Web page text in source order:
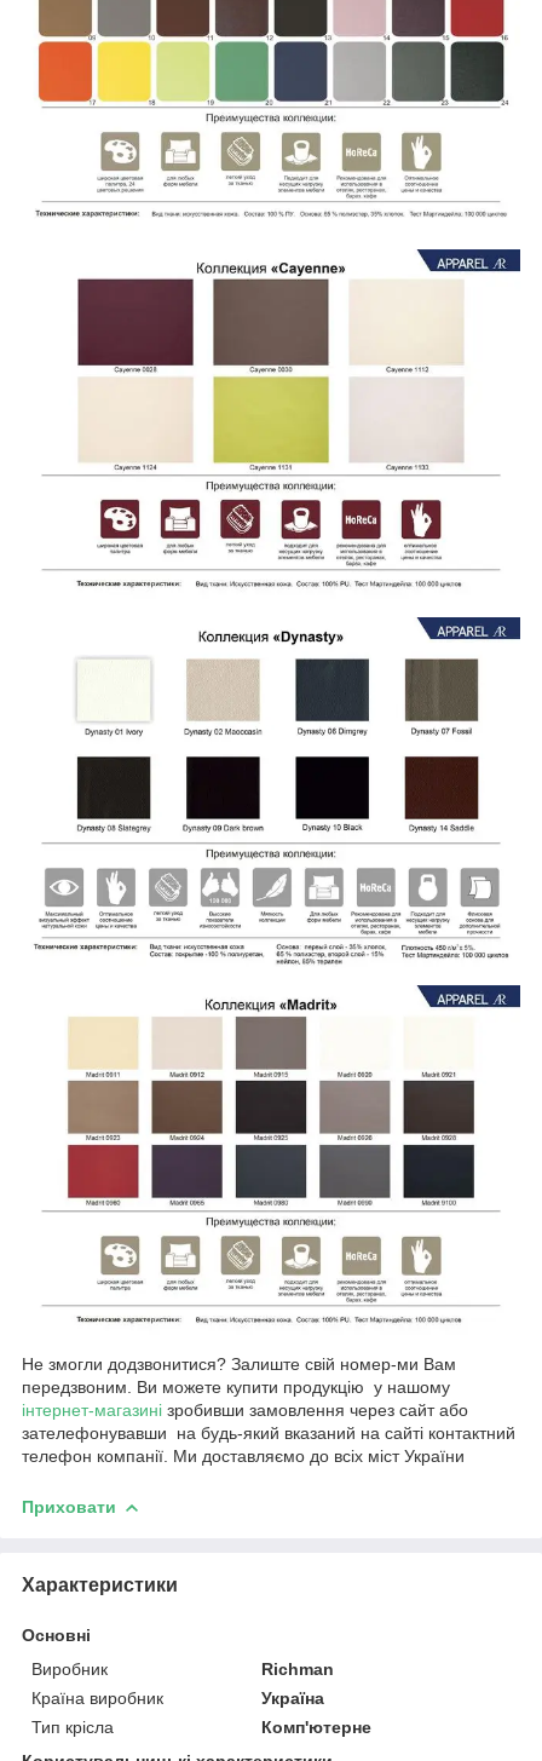
Не змогли додзвонитися? Залиште свій номер-ми Вам
передзвоним. Ви можете купити продукцію у нашому
інтернет-магазині зробивши замовлення через сайт або
зателефонувавши на будь-який вказаний на сайті контактний
телефон компанії. Ми доставляємо до всіх міст України
Приховати
Характеристики
Основні
Виробник
Richman
Країна виробник
Україна
Тип крісла
Комп'ютерне